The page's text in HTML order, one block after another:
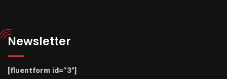
Newsletter
[fluentform id=”3″]